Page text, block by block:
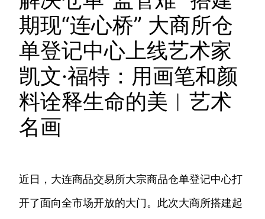
期现“连心桥” 大商所仓
单登记中心上线艺术家
凯文·福特：用画笔和颜
料诠释生命的美︱艺术
名画
近日，大连商品交易所大宗商品仓单登记中心打
开了面向全市场开放的大门。此次大商所搭建起